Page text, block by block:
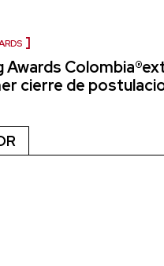
Awards
cierre de